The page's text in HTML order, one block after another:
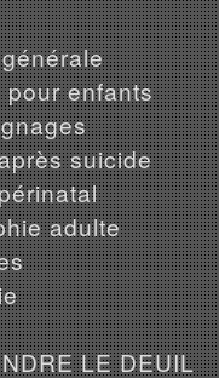
pour enfants
suicide
adulte
LE DEUIL